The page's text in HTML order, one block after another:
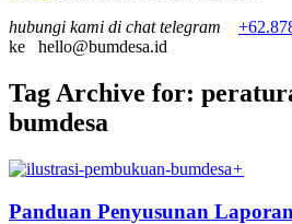
hubungi kami di chat telegram
ke
hello@bumdesa.id
Tag Archive for:
bumdesa
+
Panduan Penyusunan